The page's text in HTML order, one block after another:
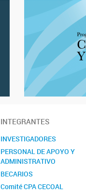
INTEGRANTES
INVESTIGADORES
PERSONAL DE APOYO Y
ADMINISTRATIVO
BECARIOS
Comité CPA CECOAL